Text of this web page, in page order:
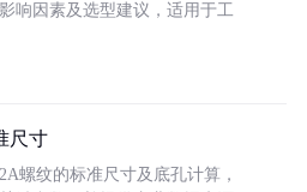
响因素及选型建议，适用于工
尺寸
螺纹的标准尺寸及底孔计算，